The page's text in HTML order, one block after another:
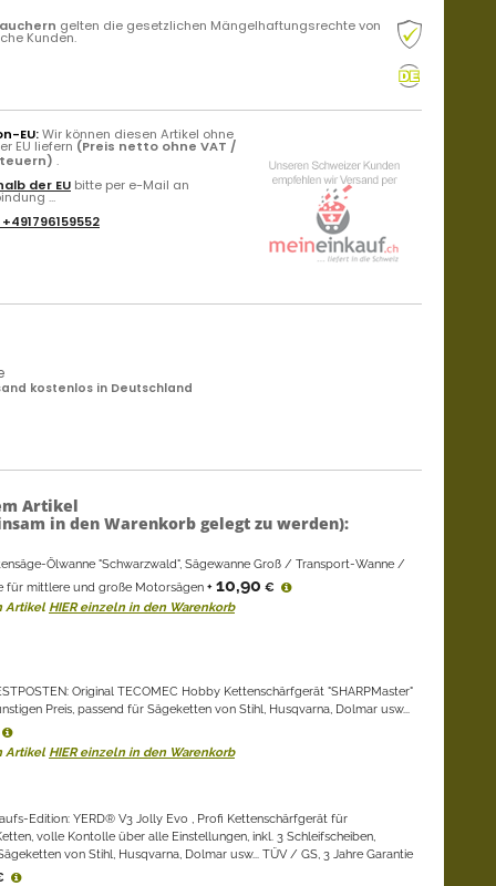
gelten die gesetzlichen Mängelhaftungsrechte von
Kunden.
EU:Wir können diesen Artikel ohne
EU liefern (Preis netto ohne VAT /
.
der EU bitte per e-Mail an
...
+491796159552
kostenlos in Deutschland
Artikel
in den Warenkorb gelegt zu werden):
Ölwanne "Schwarzwald", Sägewanne Groß / Transport-Wanne /
für mittlere und große Motorsägen + 10,90 €
Artikel HIER einzeln in den Warenkorb
Original TECOMEC Hobby Kettenschärfgerät "SHARPMaster"
Preis, passend für Sägeketten von Stihl, Husqvarna, Dolmar usw...
Artikel HIER einzeln in den Warenkorb
Edition: YERD® V3 Jolly Evo , Profi Kettenschärfgerät für
volle Kontolle über alle Einstellungen, inkl. 3 Schleifscheiben,
von Stihl, Husqvarna, Dolmar usw... TÜV / GS, 3 Jahre Garantie